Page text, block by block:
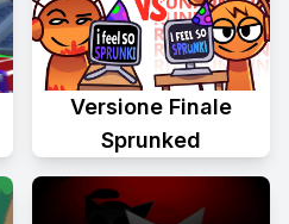
Versione Finale
Sprunked